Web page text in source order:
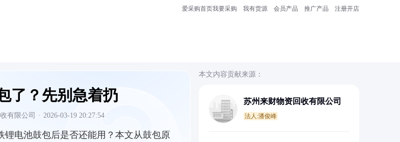
爱采购首页我要采购 我有货源 会员产品 推广产品 注册开店
了？先别急着扔
有限公司 · 2026-03-19 20:27:54
锂电池鼓包后是否还能用？本文从鼓包原
本文内容贡献来源：
苏州来财物资回收有限公司
法人:潘俊峰